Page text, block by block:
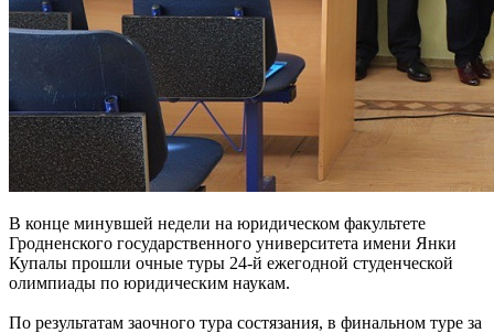
В конце минувшей недели на юридическом факультете
Гродненского государственного университета имени Янки
Купалы прошли очные туры 24-й ежегодной студенческой
олимпиады по юридическим наукам.
По результатам заочного тура состязания, в финальном туре за